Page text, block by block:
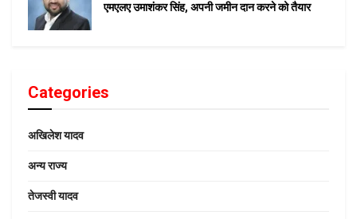
एमएलए उमाशंकर सिंह, अपनी जमीन दान करने को तैयार
Categories
अखिलेश यादव
अन्य राज्य
तेजस्वी यादव